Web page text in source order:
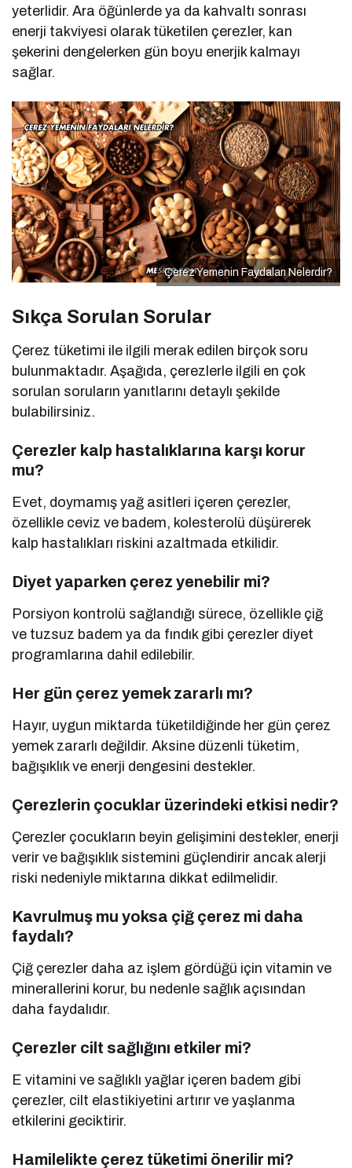
yeterlidir. Ara öğünlerde ya da kahvaltı sonrası
enerji takviyesi olarak tüketilen çerezler, kan
şekerini dengelerken gün boyu enerjik kalmayı
sağlar.
Çerez Yemenin Faydaları Nelerdir?
Sıkça Sorulan Sorular
Çerez tüketimi ile ilgili merak edilen birçok soru
bulunmaktadır. Aşağıda, çerezlerle ilgili en çok
sorulan soruların yanıtlarını detaylı şekilde
bulabilirsiniz.
Çerezler kalp hastalıklarına karşı korur
mu?
Evet, doymamış yağ asitleri içeren çerezler,
özellikle ceviz ve badem, kolesterolü düşürerek
kalp hastalıkları riskini azaltmada etkilidir.
Diyet yaparken çerez yenebilir mi?
Porsiyon kontrolü sağlandığı sürece, özellikle çiğ
ve tuzsuz badem ya da fındık gibi çerezler diyet
programlarına dahil edilebilir.
Her gün çerez yemek zararlı mı?
Hayır, uygun miktarda tüketildiğinde her gün çerez
yemek zararlı değildir. Aksine düzenli tüketim,
bağışıklık ve enerji dengesini destekler.
Çerezlerin çocuklar üzerindeki etkisi nedir?
Çerezler çocukların beyin gelişimini destekler, enerji
verir ve bağışıklık sistemini güçlendirir ancak alerji
riski nedeniyle miktarına dikkat edilmelidir.
Kavrulmuş mu yoksa çiğ çerez mi daha
faydalı?
Çiğ çerezler daha az işlem gördüğü için vitamin ve
minerallerini korur, bu nedenle sağlık açısından
daha faydalıdır.
Çerezler cilt sağlığını etkiler mi?
E vitamini ve sağlıklı yağlar içeren badem gibi
çerezler, cilt elastikiyetini artırır ve yaşlanma
etkilerini geciktirir.
Hamilelikte çerez tüketimi önerilir mi?